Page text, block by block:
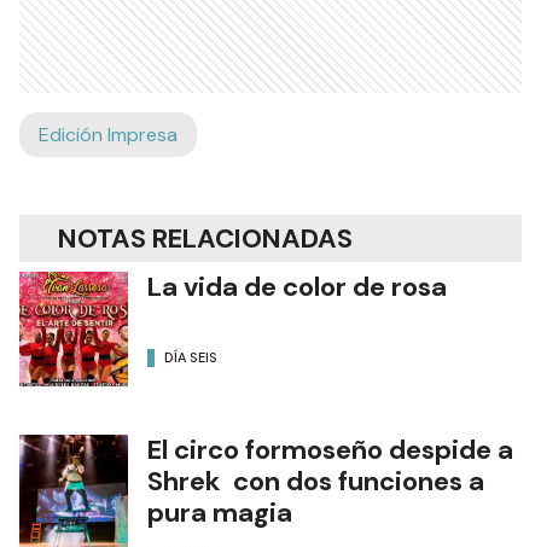
Edición Impresa
NOTAS RELACIONADAS
La vida de color de rosa
DÍA SEIS
El circo formoseño despide a
Shrek con dos funciones a
pura magia